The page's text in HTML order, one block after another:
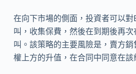
在向下市場的側面，投資者可以
叫，收集保費，然後在到期後再
叫。該策略的主要風險是，賣方
權上方的升值，在合同中同意在該